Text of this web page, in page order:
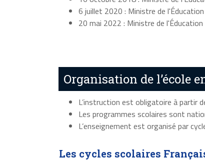
6 juillet 2020 : Ministre de
20 mai 2022 : Ministre de
Organisation de l’école
L’instruction est obligatoire à partir
Les programmes scolaires sont
L’enseignement est organisé par
Les cycles scolaires